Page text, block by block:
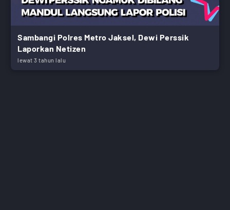
Sambangi Polres Metro Jaksel, Dewi Perssik
Laporkan Netizen
lewat 3 tahun lalu